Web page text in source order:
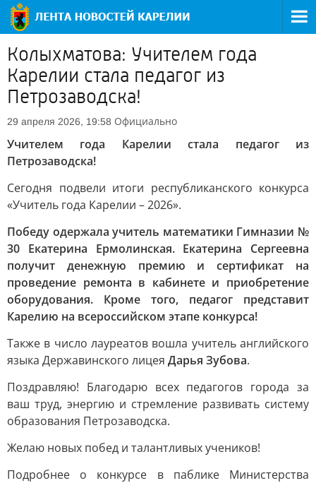
Колыхматова: Учителем года
Карелии стала педагог из
Петрозаводска!
29 апреля 2026, 19:58 Официально
Учителем года Карелии стала педагог из
Петрозаводска!
Сегодня подвели итоги республиканского конкурса
«Учитель года Карелии – 2026».
Победу одержала учитель математики Гимназии №
30 Екатерина Ермолинская. Екатерина Сергеевна
получит денежную премию и сертификат на
проведение ремонта в кабинете и приобретение
оборудования. Кроме того, педагог представит
Карелию на всероссийском этапе конкурса!
Также в число лауреатов вошла учитель английского
языка Державинского лицея Дарья Зубова.
Поздравляю! Благодарю всех педагогов города за
ваш труд, энергию и стремление развивать систему
образования Петрозаводска.
Желаю новых побед и талантливых учеников!
Подробнее о конкурсе в паблике Министерства